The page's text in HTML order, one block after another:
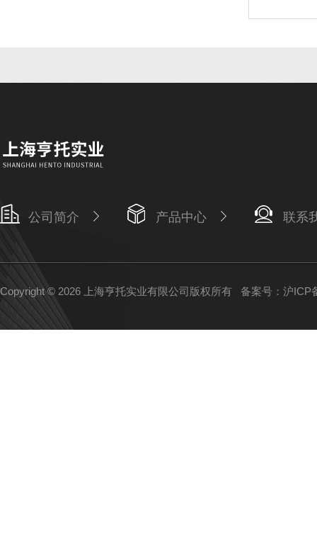
公司简介 产品中心 联系
Copyright © 2026 上海亨托实业有限公司版权所有 备案号：沪ICP